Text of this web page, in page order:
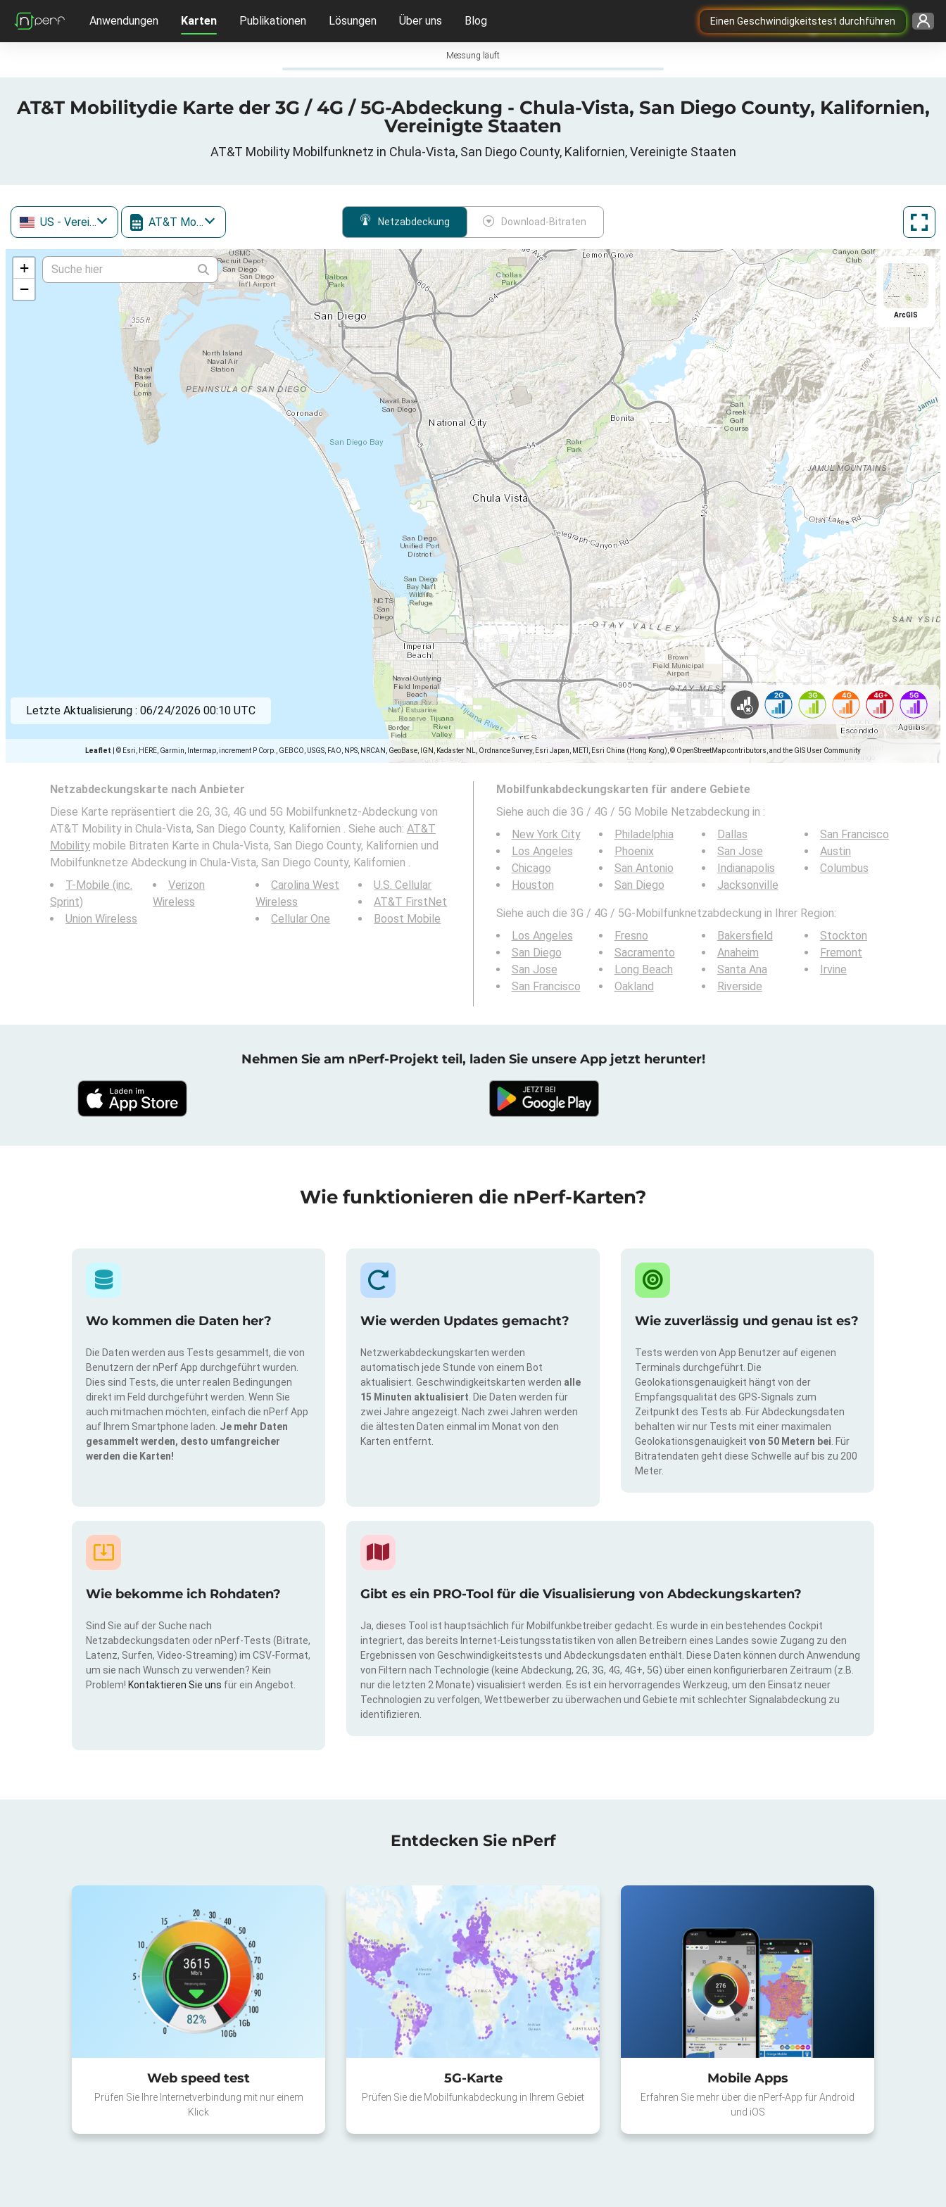
Einen Geschwindigkeitstest durchführen
Anwendungen Karten Publikationen Lösungen Über uns Blog
Messung läuft
AT&T Mobilitydie Karte der 3G / 4G / 5G-Abdeckung - Chula-Vista, San Diego County, Kalifornien,
Vereinigte Staaten
AT&T Mobility Mobilfunknetz in Chula-Vista, San Diego County, Kalifornien, Vereinigte Staaten
US - Vereinigte Staaten AT&T Mobility Netzabdeckung Download-Bitraten
+
−
Leaflet © Esri, HERE, Garmin, Intermap, increment P Corp., GEBCO, USGS, FAO, NPS, NRCAN, GeoBase, IGN, Kadaster NL, Ordnance Survey, Esri Japan, METI, Esri China (Hong Kong), © OpenStreetMap contributors, and the GIS User Community
ArcGIS
Letzte Aktualisierung : 06/24/2026 00:10 UTC
Netzabdeckungskarte nach Anbieter
Diese Karte repräsentiert die 2G, 3G, 4G und 5G Mobilfunknetz-Abdeckung von
AT&T Mobility in Chula-Vista, San Diego County, Kalifornien . Siehe auch: AT&T
Mobility mobile Bitraten Karte in Chula-Vista, San Diego County, Kalifornien und
Mobilfunknetze Abdeckung in Chula-Vista, San Diego County, Kalifornien .
T-Mobile (inc.
Sprint)
Union Wireless
Verizon
Wireless
Carolina West
Wireless
Cellular One
U.S. Cellular
AT&T FirstNet
Boost Mobile
Mobilfunkabdeckungskarten für andere Gebiete
Siehe auch die 3G / 4G / 5G Mobile Netzabdeckung in :
New York City
Los Angeles
Chicago
Houston
Philadelphia
Phoenix
San Antonio
San Diego
Dallas
San Jose
Indianapolis
Jacksonville
San Francisco
Austin
Columbus
Siehe auch die 3G / 4G / 5G-Mobilfunknetzabdeckung in Ihrer Region:
Los Angeles
San Diego
San Jose
San Francisco
Fresno
Sacramento
Long Beach
Oakland
Bakersfield
Anaheim
Santa Ana
Riverside
Stockton
Fremont
Irvine
Nehmen Sie am nPerf-Projekt teil, laden Sie unsere App jetzt herunter!
Wie funktionieren die nPerf-Karten?
Wo kommen die Daten her?
Die Daten werden aus Tests gesammelt, die von
Benutzern der nPerf App durchgeführt wurden.
Dies sind Tests, die unter realen Bedingungen
direkt im Feld durchgeführt werden. Wenn Sie
auch mitmachen möchten, einfach die nPerf App
auf Ihrem Smartphone laden. Je mehr Daten
gesammelt werden, desto umfangreicher
werden die Karten!
Wie werden Updates gemacht?
Netzwerkabdeckungskarten werden
automatisch jede Stunde von einem Bot
aktualisiert. Geschwindigkeitskarten werden alle
15 Minuten aktualisiert . Die Daten werden für
zwei Jahre angezeigt. Nach zwei Jahren werden
die ältesten Daten einmal im Monat von den
Karten entfernt.
Wie zuverlässig und genau ist es?
Tests werden von App Benutzer auf eigenen
Terminals durchgeführt. Die
Geolokationsgenauigkeit hängt von der
Empfangsqualität des GPS-Signals zum
Zeitpunkt des Tests ab. Für Abdeckungsdaten
behalten wir nur Tests mit einer maximalen
Geolokationsgenauigkeit von 50 Metern bei . Für
Bitratendaten geht diese Schwelle auf bis zu 200
Meter.
Wie bekomme ich Rohdaten?
Sind Sie auf der Suche nach
Netzabdeckungsdaten oder nPerf-Tests (Bitrate,
Latenz, Surfen, Video-Streaming) im CSV-Format,
um sie nach Wunsch zu verwenden? Kein
Problem! Kontaktieren Sie uns für ein Angebot.
Gibt es ein PRO-Tool für die Visualisierung von Abdeckungskarten?
Ja, dieses Tool ist hauptsächlich für Mobilfunkbetreiber gedacht. Es wurde in ein bestehendes Cockpit
integriert, das bereits Internet-Leistungsstatistiken von allen Betreibern eines Landes sowie Zugang zu den
Ergebnissen von Geschwindigkeitstests und Abdeckungsdaten enthält. Diese Daten können durch Anwendung
von Filtern nach Technologie (keine Abdeckung, 2G, 3G, 4G, 4G+, 5G) über einen konfigurierbaren Zeitraum (z.B.
nur die letzten 2 Monate) visualisiert werden. Es ist ein hervorragendes Werkzeug, um den Einsatz neuer
Technologien zu verfolgen, Wettbewerber zu überwachen und Gebiete mit schlechter Signalabdeckung zu
identifizieren.
Entdecken Sie nPerf
Web speed test
Prüfen Sie Ihre Internetverbindung mit nur einem
Klick
5G-Karte
Prüfen Sie die Mobilfunkabdeckung in Ihrem Gebiet
Mobile Apps
Erfahren Sie mehr über die nPerf-App für Android
und iOS